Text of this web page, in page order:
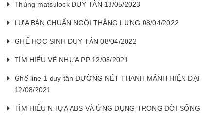
Thùng matsulock DUY TÂN 13/05/2023
LỰA BÀN CHUẨN NGỒI THẲNG LƯNG 08/04/2022
GHẾ HỌC SINH DUY TÂN 08/04/2022
TÌM HIỂU VỀ NHỰA PP 12/08/2021
Ghế line 1 duy tân ĐƯỜNG NÉT THANH MẢNH HIỆN ĐẠI
12/08/2021
TÌM HIỂU NHỰA ABS VÀ ỨNG DỤNG TRONG ĐỜI SỐNG